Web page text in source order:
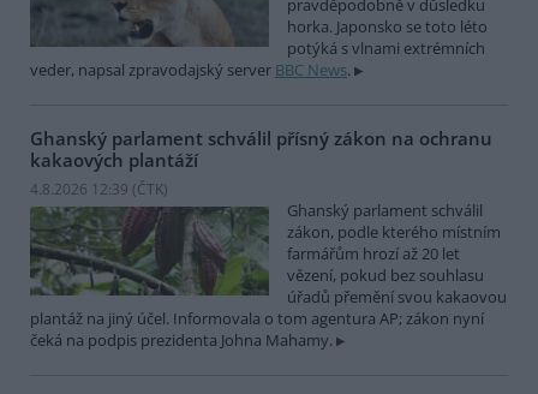
pravděpodobně v důsledku
horka. Japonsko se toto léto
potýká s vlnami extrémních
veder, napsal zpravodajský server BBC News.
Ghanský parlament schválil přísný zákon na ochranu
kakaových plantáží
4.8.2026 12:39 (ČTK)
Ghanský parlament schválil
zákon, podle kterého místním
farmářům hrozí až 20 let
vězení, pokud bez souhlasu
úřadů přemění svou kakaovou
plantáž na jiný účel. Informovala o tom agentura AP; zákon nyní
čeká na podpis prezidenta Johna Mahamy.